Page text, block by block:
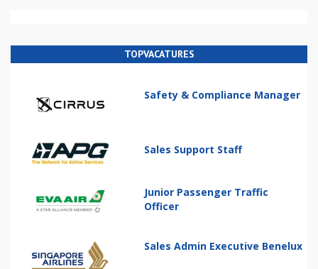
TOPVACATURES
Safety & Compliance Manager
Sales Support Staff
Junior Passenger Traffic
Officer
Sales Admin Executive Benelux